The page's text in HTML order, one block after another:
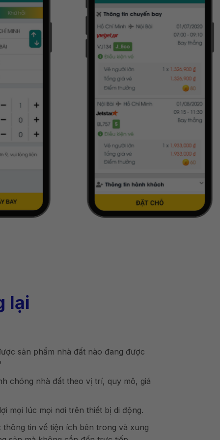
lại
sản phẩm nhà đất nào đang được
chóng nhà đất theo vị trí, quy mô, giá
mọi lúc mọi nơi trên thiết bị di động.
thông tin về tiện ích bên trong và xung